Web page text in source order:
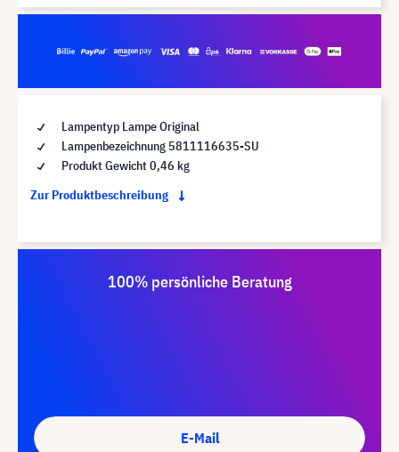
Lampentyp Lampe Original
Lampenbezeichnung 5811116635-SU
Produkt Gewicht 0,46 kg
Zur Produktbeschreibung
100% persönliche Beratung
E-Mail